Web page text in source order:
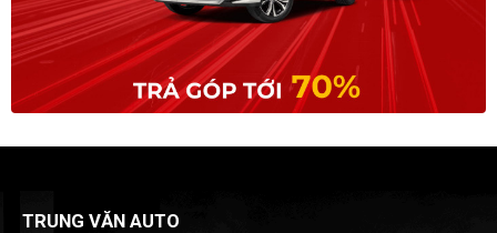
TRUNG VĂN AUTO